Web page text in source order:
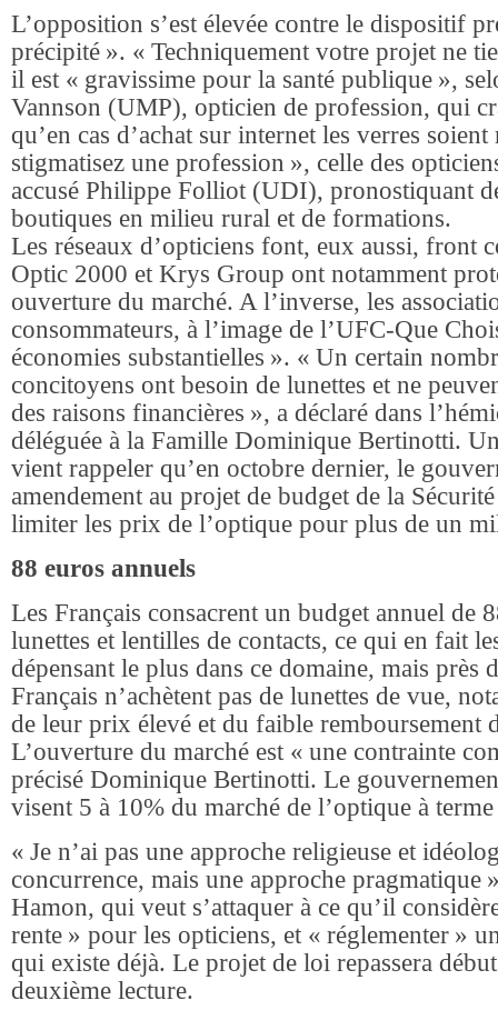
L’opposition s’est élevée contre le dispositif
précipité ». « Techniquement votre projet ne
il est « gravissime pour la santé publique »,
Vannson (UMP), opticien de profession, qui
qu’en cas d’achat sur internet les verres
stigmatisez une profession », celle des
accusé Philippe Folliot (UDI), pronostiquant
boutiques en milieu rural et de formations.
Les réseaux d’opticiens font, eux aussi, front
Optic 2000 et Krys Group ont notamment
ouverture du marché. A l’inverse, les
consommateurs, à l’image de l’UFC-Que
économies substantielles ». « Un certain
concitoyens ont besoin de lunettes et ne
des raisons financières », a déclaré dans
déléguée à la Famille Dominique Bertinotti.
vient rappeler qu’en octobre dernier, le
amendement au projet de budget de la
limiter les prix de l’optique pour plus de un
88 euros annuels
Les Français consacrent un budget annuel de
lunettes et lentilles de contacts, ce qui en fait
dépensant le plus dans ce domaine, mais près
Français n’achètent pas de lunettes de vue,
de leur prix élevé et du faible remboursement
L’ouverture du marché est « une contrainte
précisé Dominique Bertinotti. Le
visent 5 à 10% du marché de l’optique à
« Je n’ai pas une approche religieuse et
concurrence, mais une approche pragmatique
Hamon, qui veut s’attaquer à ce qu’il
rente » pour les opticiens, et « réglementer »
qui existe déjà. Le projet de loi repassera
deuxième lecture.